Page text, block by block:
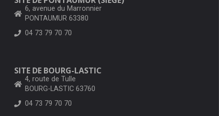
6, avenue du Marronnier
PONTAUMUR 63380
04 73 79 70 70
SITE DE BOURG-LASTIC
4, route de Tulle
BOURG-LASTIC 63760
04 73 79 70 70